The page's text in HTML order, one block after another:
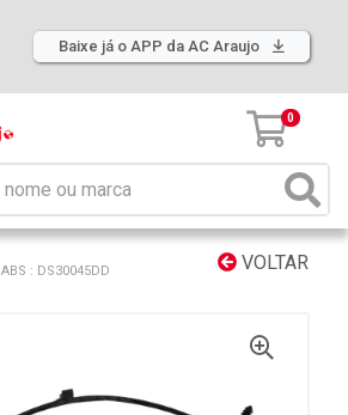
Baixe já o APP da AC Araujo
0
VOLTAR
ABS : DS30045DD